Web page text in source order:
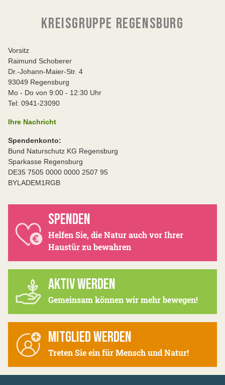
KREISGRUPPE REGENSBURG
Vorsitz
Raimund Schoberer
Dr.-Johann-Maier-Str. 4
93049 Regensburg
Mo - Do von 9:00 - 12:30 Uhr
Tel: 0941-23090
Ihre Nachricht
Spendenkonto:
Bund Naturschutz KG Regensburg
Sparkasse Regensburg
DE35 7505 0000 0000 2507 95
BYLADEM1RGB
SPENDEN
Helfen Sie, die Natur auch vor Ihrer
Haustür zu bewahren
AKTIV WERDEN
Gemeinsam können wir mehr bewegen!
MITGLIED WERDEN
Treten Sie ein für Mensch und Natur!